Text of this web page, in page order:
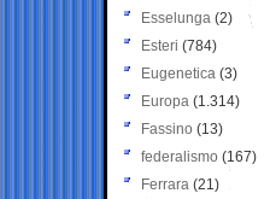
Esselunga (2)
Esteri (784)
Eugenetica (3)
Europa (1.314)
Fassino (13)
federalismo (167)
Ferrara (21)